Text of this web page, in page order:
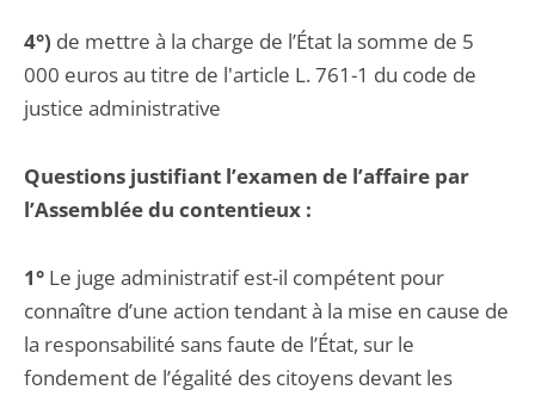
4°) de mettre à la charge de l’État la somme de 5
000 euros au titre de l'article L. 761-1 du code de
justice administrative
Questions justifiant l’examen de l’affaire par
l’Assemblée du contentieux :
1° Le juge administratif est-il compétent pour
connaître d’une action tendant à la mise en cause de
la responsabilité sans faute de l’État, sur le
fondement de l’égalité des citoyens devant les